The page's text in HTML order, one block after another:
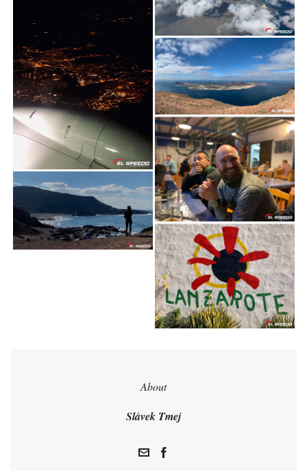
About
Slávek Tmej